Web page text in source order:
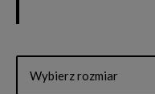
Wybierz rozmiar